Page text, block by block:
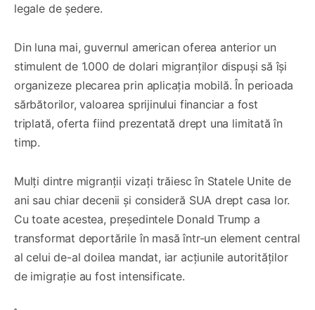
legale de ședere.
Din luna mai, guvernul american oferea anterior un
stimulent de 1.000 de dolari migranților dispuși să își
organizeze plecarea prin aplicația mobilă. În perioada
sărbătorilor, valoarea sprijinului financiar a fost
triplată, oferta fiind prezentată drept una limitată în
timp.
Mulți dintre migranții vizați trăiesc în Statele Unite de
ani sau chiar decenii și consideră SUA drept casa lor.
Cu toate acestea, președintele Donald Trump a
transformat deportările în masă într-un element central
al celui de-al doilea mandat, iar acțiunile autorităților
de imigrație au fost intensificate.